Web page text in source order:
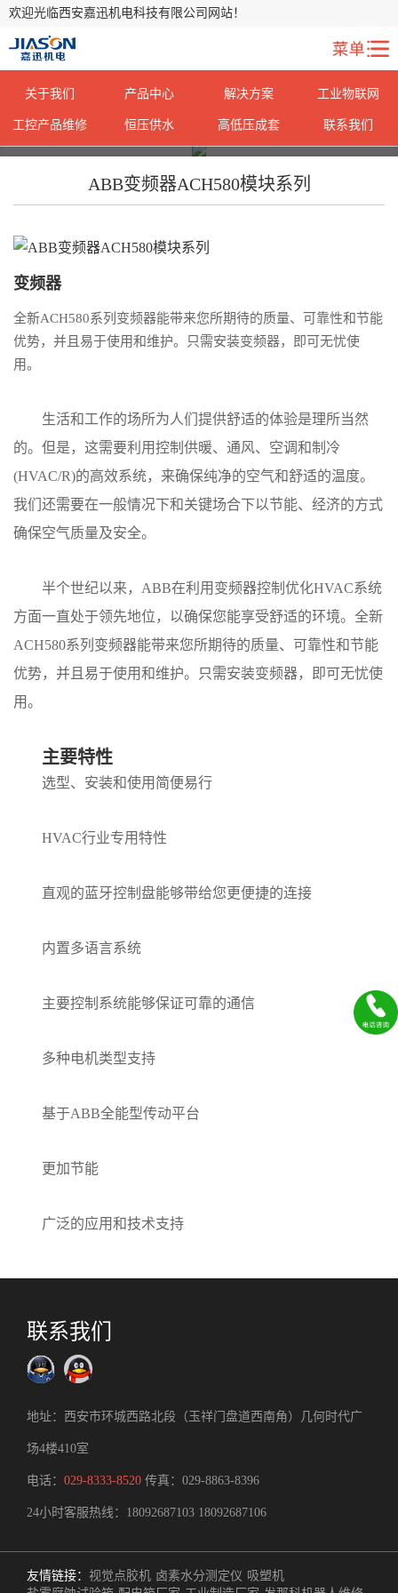
欢迎光临西安嘉迅机电科技有限公司网站！
关于我们 产品中心 解决方案 工业物联网
工控产品维修 恒压供水 高低压成套
联系我们
ABB变频器ACH580模块系列
变频器
全新ACH580系列变频器能带来您所期待的质量、可靠性和节能
优势，并且易于使用和维护。只需安装变频器，即可无忧使
用。
生活和工作的场所为人们提供舒适的体验是理所当然
的。但是，这需要利用控制供暖、通风、空调和制冷
(HVAC/R)的高效系统，来确保纯净的空气和舒适的温度。
我们还需要在一般情况下和关键场合下以节能、经济的方式
确保空气质量及安全。
半个世纪以来，ABB在利用变频器控制优化HVAC系统
方面一直处于领先地位，以确保您能享受舒适的环境。全新
ACH580系列变频器能带来您所期待的质量、可靠性和节能
优势，并且易于使用和维护。只需安装变频器，即可无忧使
用。
主要特性
选型、安装和使用简便易行
HVAC行业专用特性
直观的蓝牙控制盘能够带给您更便捷的连接
内置多语言系统
主要控制系统能够保证可靠的通信
多种电机类型支持
基于ABB全能型传动平台
更加节能
广泛的应用和技术支持
联系我们
地址：西安市环城西路北段（玉祥门盘道西南角）几何时代广
场4楼410室
电话： 029-8333-8520 传真：029-8863-8396
24小时客服热线： 18092687103 18092687106
友情链接： 视觉点胶机 卤素水分测定仪 吸塑机